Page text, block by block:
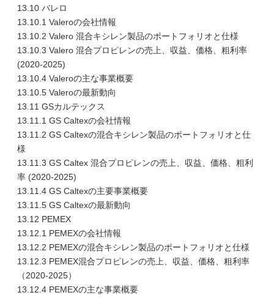
13.10 バレロ
13.10.1 Valeroの会社情報
13.10.2 Valero 混合キシレン製品のポートフォリオと仕様
13.10.3 Valero 混合プロピレンの売上、収益、価格、粗利率
(2020-2025)
13.10.4 Valeroの主な事業概要
13.10.5 Valeroの最新動向
13.11 GSカルテックス
13.11.1 GS Caltexの会社情報
13.11.2 GS Caltexの混合キシレン製品のポートフォリオと仕
様
13.11.3 GS Caltex 混合プロピレンの売上、収益、価格、粗利
率 (2020-2025)
13.11.4 GS Caltexの主要事業概要
13.11.5 GS Caltexの最新動向
13.12 PEMEX
13.12.1 PEMEXの会社情報
13.12.2 PEMEXの混合キシレン製品のポートフォリオと仕様
13.12.3 PEMEX混合プロピレンの売上、収益、価格、粗利率
（2020-2025）
13.12.4 PEMEXの主な事業概要